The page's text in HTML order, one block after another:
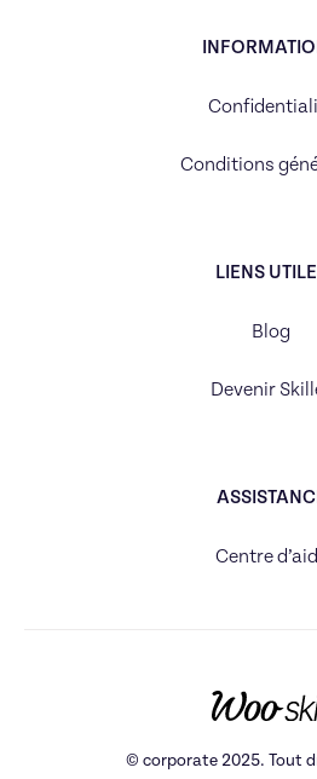
Conditions
LIENS
Blog
Devenir
Centre
© corporate 2025. Tout